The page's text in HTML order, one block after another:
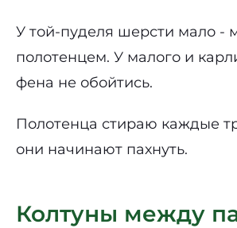
У той-пуделя шерсти мало -
полотенцем. У малого и
фена не обойтись.
Полотенца стираю каждые
они начинают пахнуть.
Колтуны между